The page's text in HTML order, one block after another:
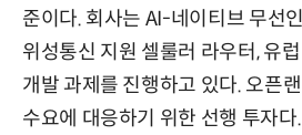
준이다. 회사는 AI-네이티브 무선
위성통신 지원 셀룰러 라우터, 유
개발 과제를 진행하고 있다. 오픈
수요에 대응하기 위한 선행 투자다.